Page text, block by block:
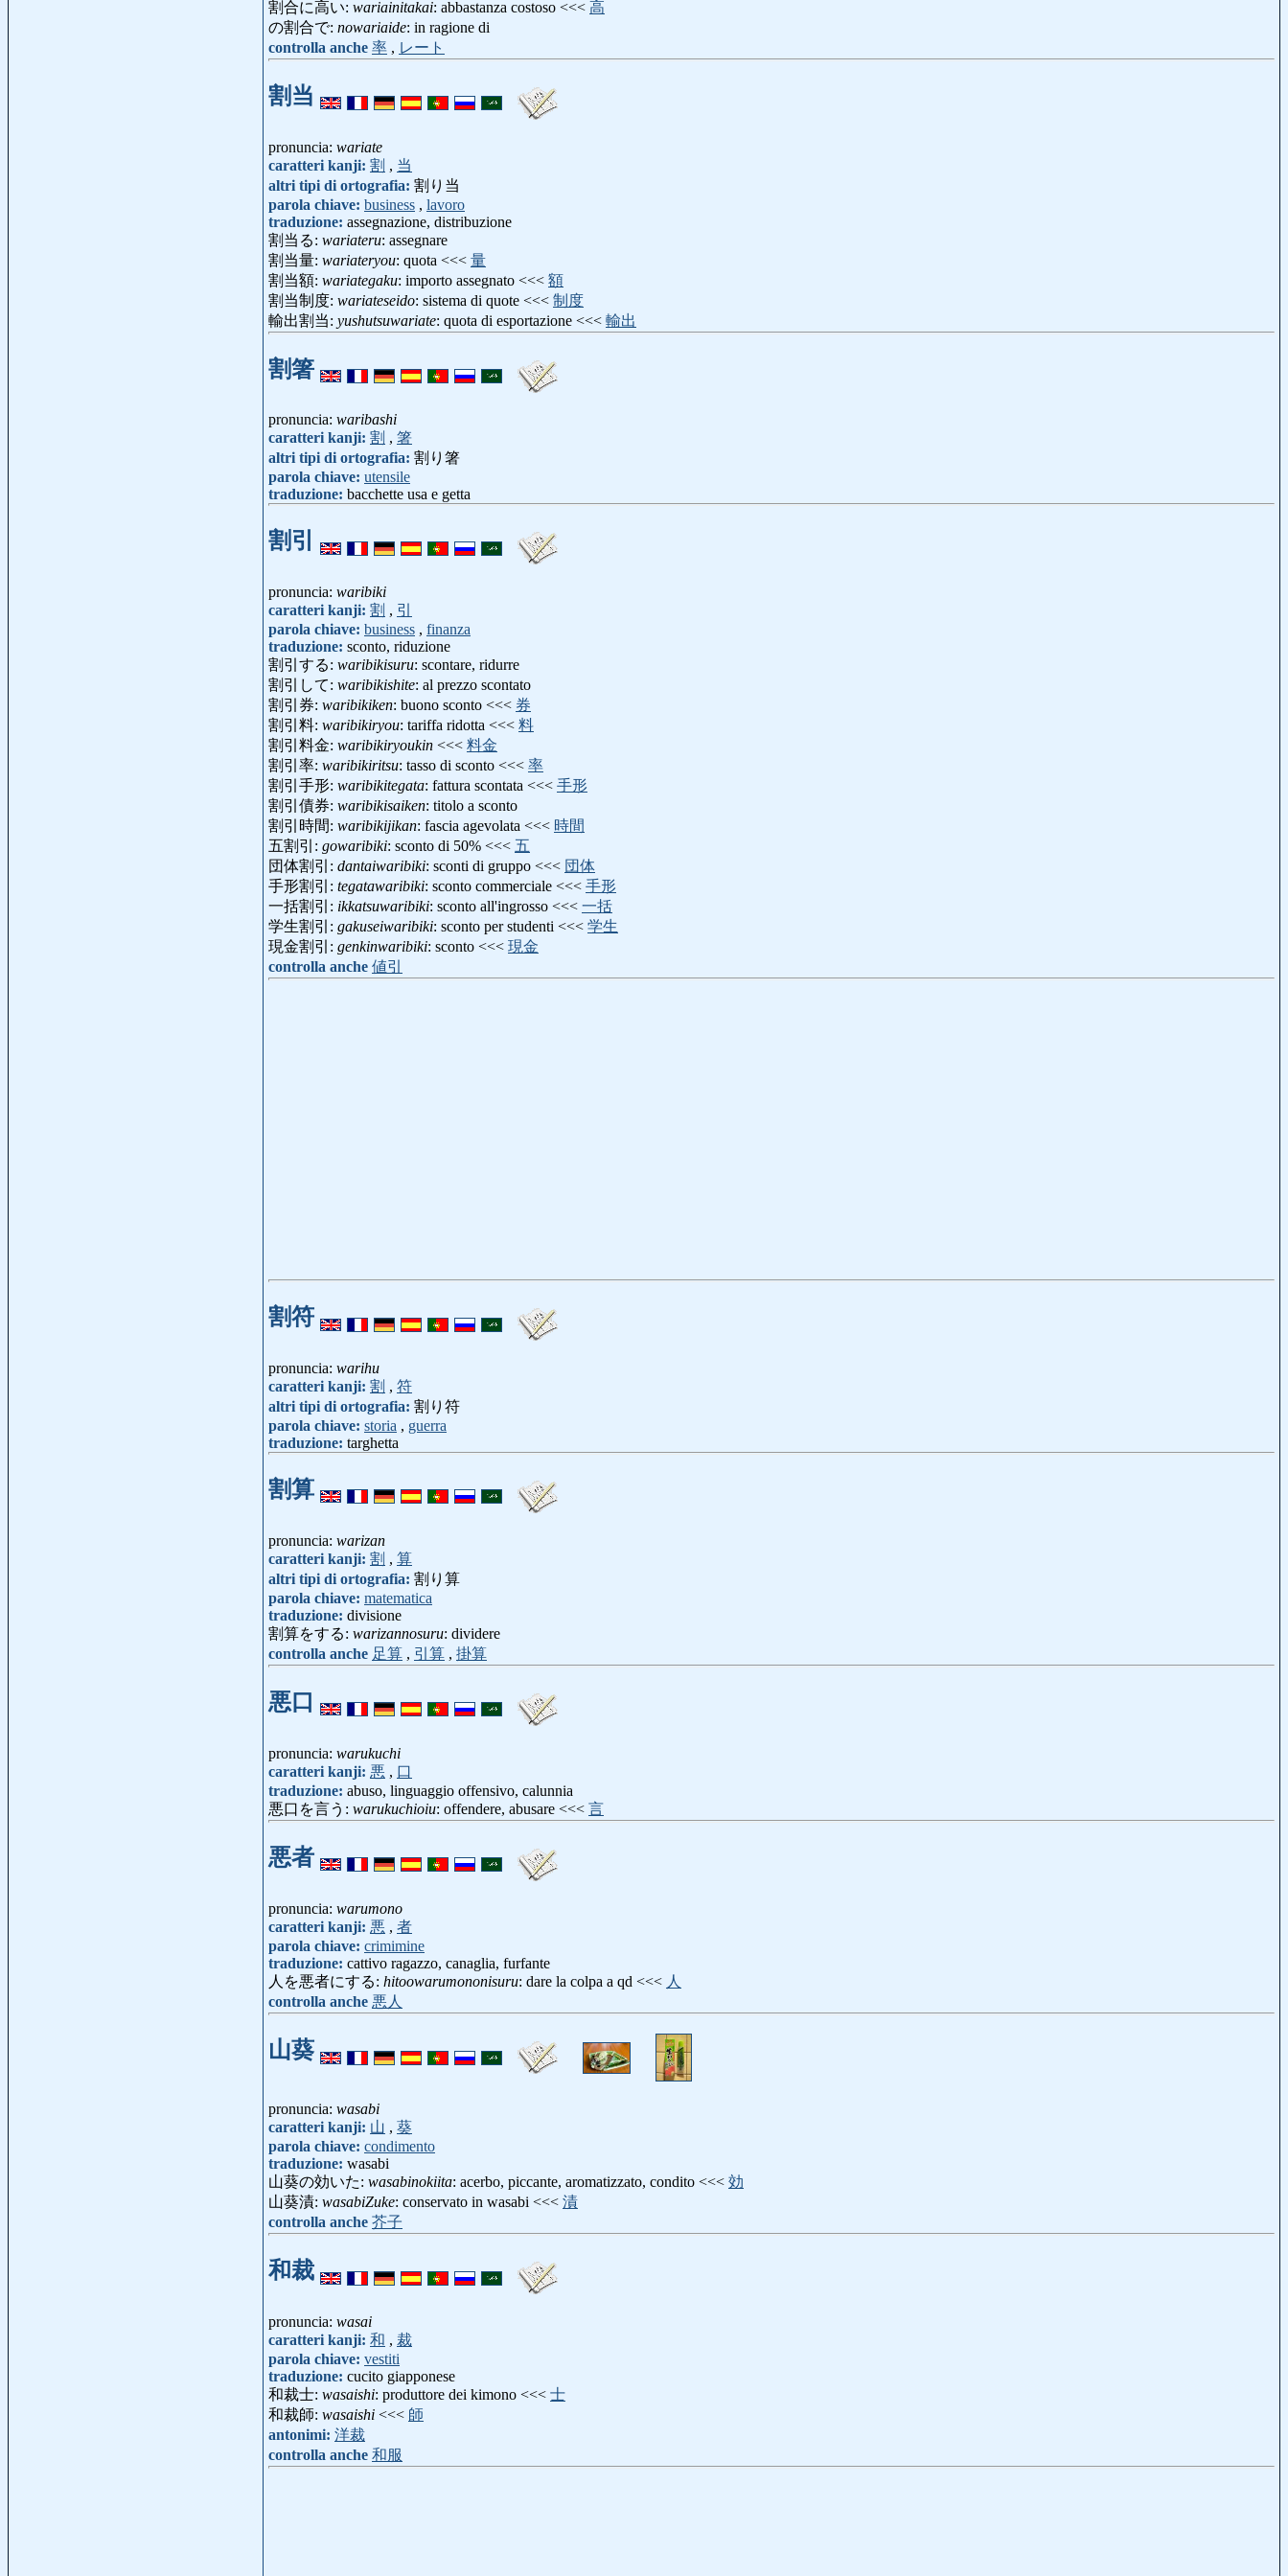
割合に高い: wariainitakai: abbastanza costoso <<< 高
の割合で: nowariaide: in ragione di
controlla anche 率 , レート
割当
pronuncia: wariate
caratteri kanji: 割 , 当
altri tipi di ortografia: 割り当
parola chiave: business , lavoro
traduzione: assegnazione, distribuzione
割当る: wariateru: assegnare
割当量: wariateryou: quota <<< 量
割当額: wariategaku: importo assegnato <<< 額
割当制度: wariateseido: sistema di quote <<< 制度
輸出割当: yushutsuwariate: quota di esportazione <<< 輸出
割箸
pronuncia: waribashi
caratteri kanji: 割 , 箸
altri tipi di ortografia: 割り箸
parola chiave: utensile
traduzione: bacchette usa e getta
割引
pronuncia: waribiki
caratteri kanji: 割 , 引
parola chiave: business , finanza
traduzione: sconto, riduzione
割引する: waribikisuru: scontare, ridurre
割引して: waribikishite: al prezzo scontato
割引券: waribikiken: buono sconto <<< 券
割引料: waribikiryou: tariffa ridotta <<< 料
割引料金: waribikiryoukin <<< 料金
割引率: waribikiritsu: tasso di sconto <<< 率
割引手形: waribikitegata: fattura scontata <<< 手形
割引債券: waribikisaiken: titolo a sconto
割引時間: waribikijikan: fascia agevolata <<< 時間
五割引: gowaribiki: sconto di 50% <<< 五
団体割引: dantaiwaribiki: sconti di gruppo <<< 団体
手形割引: tegatawaribiki: sconto commerciale <<< 手形
一括割引: ikkatsuwaribiki: sconto all'ingrosso <<< 一括
学生割引: gakuseiwaribiki: sconto per studenti <<< 学生
現金割引: genkinwaribiki: sconto <<< 現金
controlla anche 値引
割符
pronuncia: warihu
caratteri kanji: 割 , 符
altri tipi di ortografia: 割り符
parola chiave: storia , guerra
traduzione: targhetta
割算
pronuncia: warizan
caratteri kanji: 割 , 算
altri tipi di ortografia: 割り算
parola chiave: matematica
traduzione: divisione
割算をする: warizannosuru: dividere
controlla anche 足算 , 引算 , 掛算
悪口
pronuncia: warukuchi
caratteri kanji: 悪 , 口
traduzione: abuso, linguaggio offensivo, calunnia
悪口を言う: warukuchioiu: offendere, abusare <<< 言
悪者
pronuncia: warumono
caratteri kanji: 悪 , 者
parola chiave: crimimine
traduzione: cattivo ragazzo, canaglia, furfante
人を悪者にする: hitoowarumononisuru: dare la colpa a qd <<< 人
controlla anche 悪人
山葵
pronuncia: wasabi
caratteri kanji: 山 , 葵
parola chiave: condimento
traduzione: wasabi
山葵の効いた: wasabinokiita: acerbo, piccante, aromatizzato, condito <<< 効
山葵漬: wasabiZuke: conservato in wasabi <<< 漬
controlla anche 芥子
和裁
pronuncia: wasai
caratteri kanji: 和 , 裁
parola chiave: vestiti
traduzione: cucito giapponese
和裁士: wasaishi: produttore dei kimono <<< 士
和裁師: wasaishi <<< 師
antonimi: 洋裁
controlla anche 和服